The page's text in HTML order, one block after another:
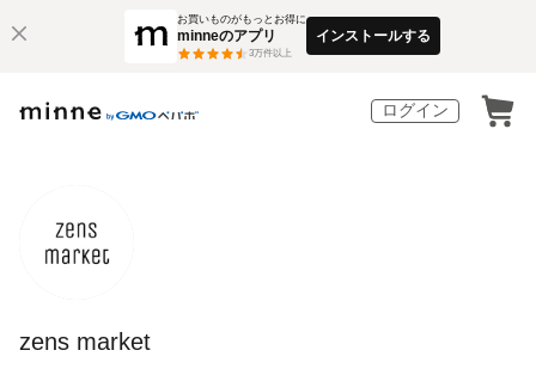
お買いものがもっとお得に
minneのアプリ
3万件以上
インストールする
ログイン
zens market